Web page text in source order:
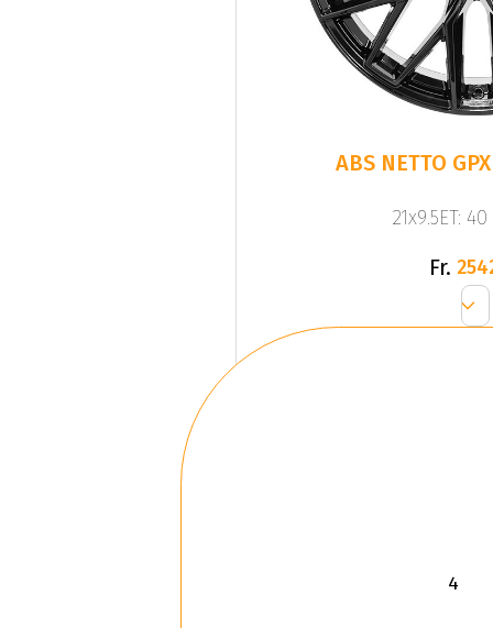
ABS NETTO
21x9.5ET: 40
Fr.